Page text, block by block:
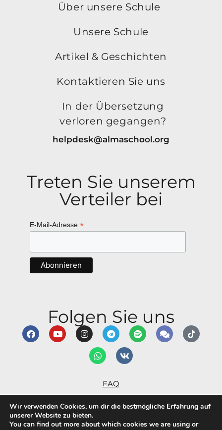
Über unsere Schule
Unsere Schule
Artikel & Geschichten
Kontaktieren Sie uns
In der Übersetzung
verloren gegangen?
helpdesk@almaschool.org
Treten Sie unserem
Verteiler bei
E-Mail-Adresse *
Folgen Sie uns
FAQ
Nutzungsbedingungen
Erklärung zur Barrierefreiheit
Datenschutzbestimmungen
Wir verwenden Cookies, um dir die bestmögliche Erfahrung auf
unserer Website zu bieten.
You can find out more about which cookies we are using or